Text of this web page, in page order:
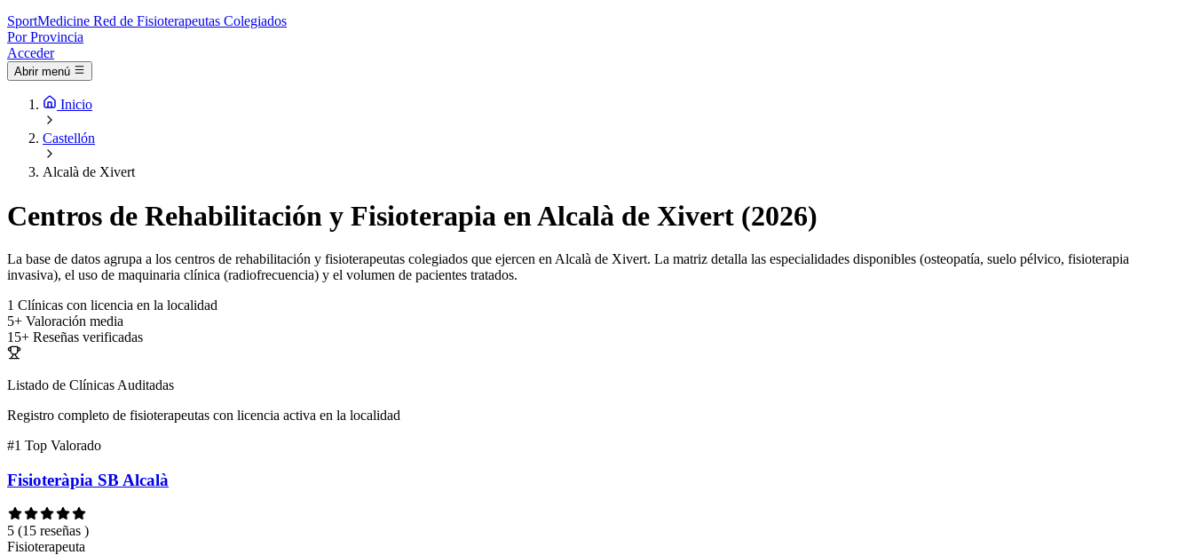
SportMedicine Red de Fisioterapeutas Colegiados
Por Provincia
Acceder
Abrir menú
Inicio
Castellón
Alcalà de Xivert
Centros de Rehabilitación y Fisioterapia en Alcalà de Xivert (2026)
La base de datos agrupa a los centros de rehabilitación y fisioterapeutas colegiados que ejercen en Alcalà de Xivert. La matriz detalla las especialidades disponibles (osteopatía, suelo pélvico, fisioterapia
invasiva), el uso de maquinaria clínica (radiofrecuencia) y el volumen de pacientes tratados.
1 Clínicas con licencia en la localidad
5+ Valoración media
15+ Reseñas verificadas
Listado de Clínicas Auditadas
Registro completo de fisioterapeutas con licencia activa en la localidad
#1 Top Valorado
Fisioteràpia SB Alcalà
5 (15 reseñas )
Fisioterapeuta